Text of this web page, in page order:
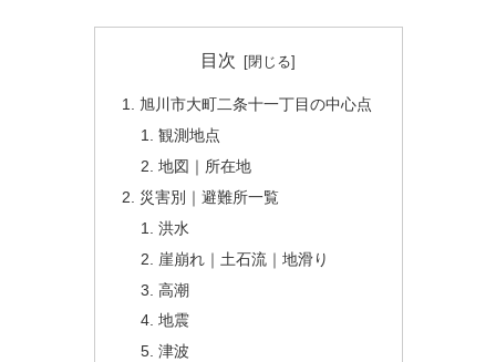
目次
旭川市大町二条十一丁目の中心点
観測地点
地図｜所在地
災害別｜避難所一覧
洪水
崖崩れ｜土石流｜地滑り
高潮
地震
津波